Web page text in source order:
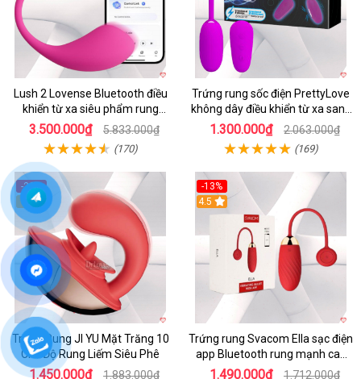
Lush 2 Lovense Bluetooth điều
khiển từ xa siêu phẩm rung
mạnh
3.500.000₫ 5.833.000₫
(170)
Trứng rung sốc điện PrettyLove
không dây điều khiển từ xa sang
chảnh
1.300.000₫ 2.063.000₫
(169)
-23%
5
Trứng Rung JI YU Mặt Trăng 10
Chế Độ Rung Liếm Siêu Phê
1.450.000₫ 1.883.000₫
-13%
4.5
Trứng rung Svacom Ella sạc điện
app Bluetooth rung mạnh cao
cấp
1.490.000₫ 1.712.000₫